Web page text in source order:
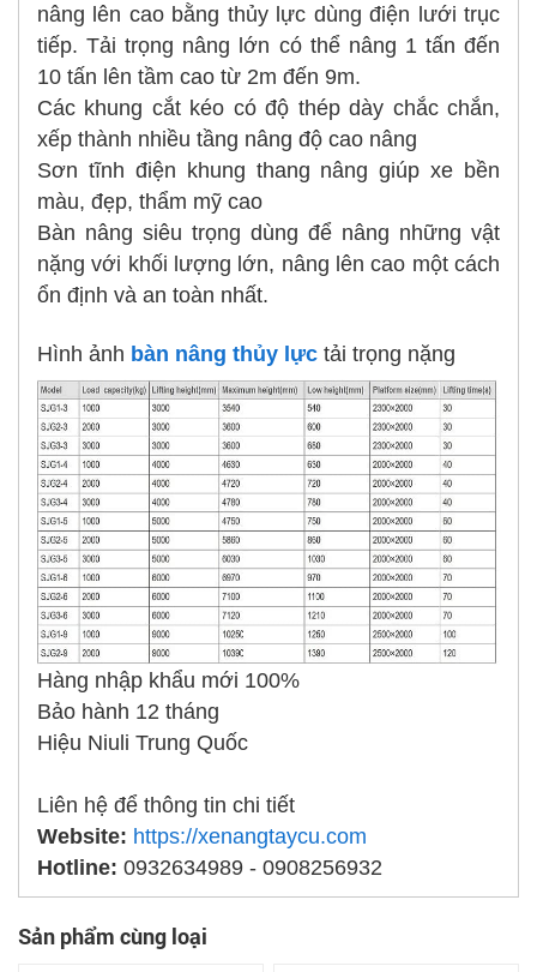
nâng lên cao bằng thủy lực dùng điện lưới trục
tiếp. Tải trọng nâng lớn có thể nâng 1 tấn đến
10 tấn lên tầm cao từ 2m đến 9m.
Các khung cắt kéo có độ thép dày chắc chắn,
xếp thành nhiều tầng nâng độ cao nâng
Sơn tĩnh điện khung thang nâng giúp xe bền
màu, đẹp, thẩm mỹ cao
Bàn nâng siêu trọng dùng để nâng những vật
nặng với khối lượng lớn, nâng lên cao một cách
ổn định và an toàn nhất.
Hình ảnh bàn nâng thủy lực tải trọng nặng
Hàng nhập khẩu mới 100%
Bảo hành 12 tháng
Hiệu Niuli Trung Quốc
Liên hệ để thông tin chi tiết
Website: https://xenangtaycu.com
Hotline: 0932634989 - 0908256932
Sản phẩm cùng loại